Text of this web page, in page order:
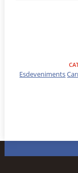
Esdeveniments